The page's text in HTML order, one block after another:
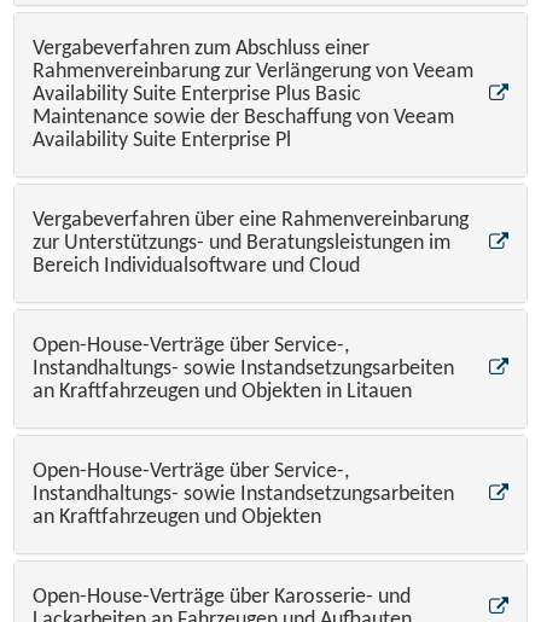
Vergabeverfahren zum Abschluss einer
Rahmenvereinbarung zur Verlängerung von Veeam
Availability Suite Enterprise Plus Basic
Maintenance sowie der Beschaffung von Veeam
Availability Suite Enterprise Pl
Vergabeverfahren über eine Rahmenvereinbarung
zur Unterstützungs- und Beratungsleistungen im
Bereich Individualsoftware und Cloud
Open-House-Verträge über Service-,
Instandhaltungs- sowie Instandsetzungsarbeiten
an Kraftfahrzeugen und Objekten in Litauen
Open-House-Verträge über Service-,
Instandhaltungs- sowie Instandsetzungsarbeiten
an Kraftfahrzeugen und Objekten
Open-House-Verträge über Karosserie- und